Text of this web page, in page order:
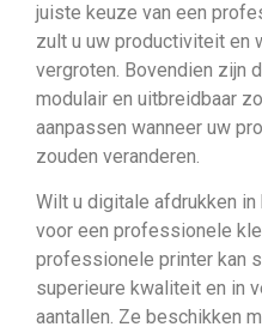
juiste keuze van een
zult u uw productiviteit en
vergroten. Bovendien zijn
modulair en uitbreidbaar
aanpassen wanneer uw
zouden veranderen.
Wilt u digitale afdrukken
voor een professionele
professionele printer kan
superieure kwaliteit en in
aantallen. Ze beschikken